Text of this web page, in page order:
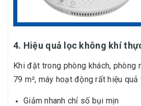
4. Hiệu quả lọc không khí
Khi đặt trong phòng khách, phòng
79 m², máy hoạt động rất hiệu quả
Giảm nhanh chỉ số bụi mịn